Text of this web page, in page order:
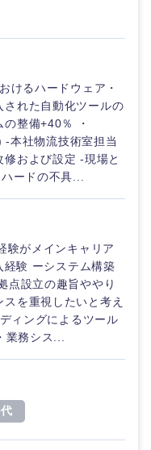
けるハードウェア・
された自動化ツールの
整備+40％ ・
-本社物流技術室担当
および設定 -現場と
ードの不具...
験がメインキャリア
験 ーシステム構築
点設立の趣旨ややり
を重視したいと考え
ィングによるツール
務シス...